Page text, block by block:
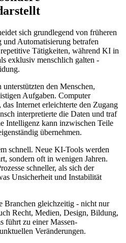
sich grundlegend von früheren
Automatisierung betrafen
Tätigkeiten, während KI in
exklusiv menschlich galten -
den Menschen,
Aufgaben. Computer
Internet erleichterte den Zugang
interpretierte die Daten und traf
Intelligenz kann inzwischen Teile
übernehmen.
schnell. Neue KI-Tools werden
sondern oft in wenigen Jahren.
schneller, als sich der
Unsicherheit und Instabilität
Branchen gleichzeitig - nicht nur
Recht, Medien, Design, Bildung,
führt zu einer Massen-
Veränderungen.